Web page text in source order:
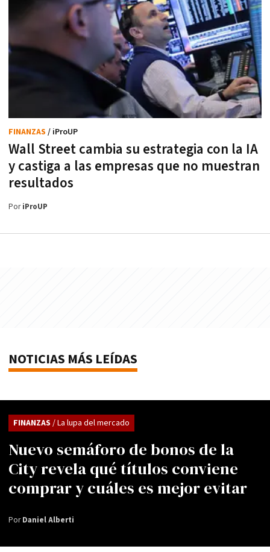
Wall Street cambia su estrategia con la IA
y castiga a las empresas que no muestran
resultados
FINANZAS / iProUP
PoriProUP
NOTICIAS MÁS LEÍDAS
Nuevo semáforo de bonos de la
City revela qué títulos conviene
comprar y cuáles es mejor evitar
FINANZAS / La lupa del mercado
PorDaniel Alberti